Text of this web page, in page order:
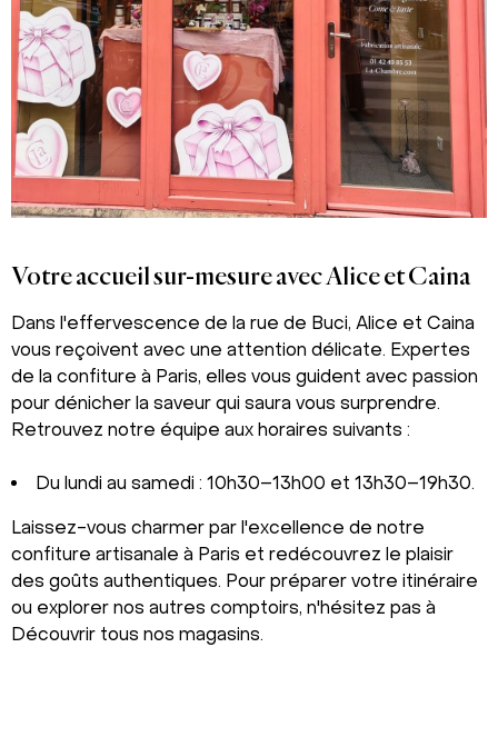
Votre accueil sur-mesure avec Alice et Caina
Dans l'effervescence de la rue de Buci, Alice et Caina
vous reçoivent avec une attention délicate. Expertes
de la confiture à Paris, elles vous guident avec passion
pour dénicher la saveur qui saura vous surprendre.
Retrouvez notre équipe aux horaires suivants :
Du lundi au samedi : 10h30–13h00 et 13h30–19h30.
Laissez-vous charmer par l'excellence de notre
confiture artisanale à Paris et redécouvrez le plaisir
des goûts authentiques. Pour préparer votre itinéraire
ou explorer nos autres comptoirs, n'hésitez pas à
Découvrir tous nos magasins.